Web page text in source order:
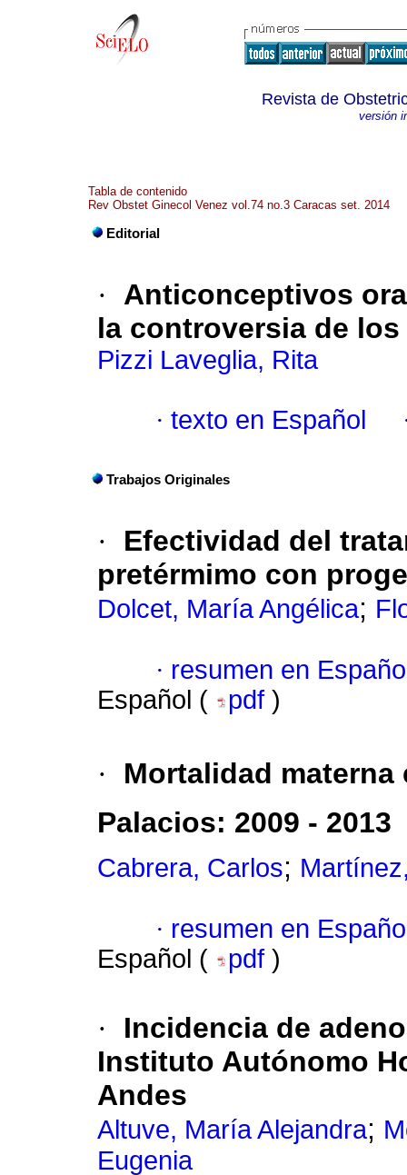
Revista de
versión
Tabla de contenido
Rev Obstet Ginecol Venez vol.74 no.3 Caracas set. 2014
Editorial
·
Anticonceptivos
la controversia de
Pizzi Laveglia, Rita
· texto en Español
Trabajos Originales
·
Efectividad del
pretérmimo con
Dolcet, María Angélica;
· resumen en
Español (
pdf )
·
Mortalidad materna
Palacios: 2009 - 2013
Cabrera, Carlos;
· resumen en
Español (
pdf )
·
Incidencia de
Instituto Autónomo
Andes
Altuve, María Alejandra;
Eugenia